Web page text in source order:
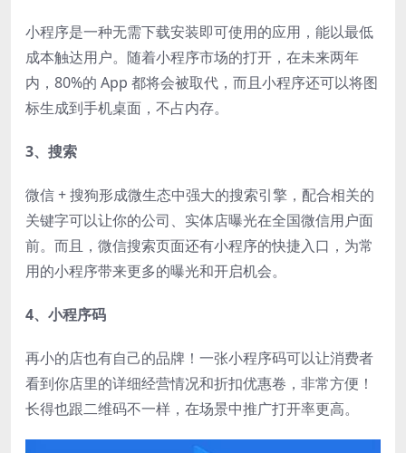
小程序是一种无需下载安装即可使用的应用，能以最低
成本触达用户。随着小程序市场的打开，在未来两年
内，80%的 App 都将会被取代，而且小程序还可以将图
标生成到手机桌面，不占内存。
3、搜索
微信 + 搜狗形成微生态中强大的搜索引擎，配合相关的
关键字可以让你的公司、实体店曝光在全国微信用户面
前。而且，微信搜索页面还有小程序的快捷入口，为常
用的小程序带来更多的曝光和开启机会。
4、小程序码
再小的店也有自己的品牌！一张小程序码可以让消费者
看到你店里的详细经营情况和折扣优惠卷，非常方便！
长得也跟二维码不一样，在场景中推广打开率更高。